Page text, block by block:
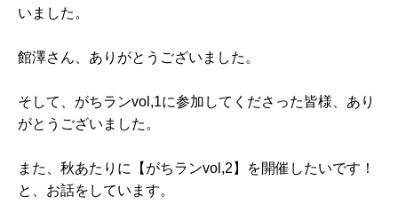
いました。
館澤さん、ありがとうございました。
そして、がちランvol,1に参加してくださった皆様、あり
がとうございました。
また、秋あたりに【がちランvol,2】を開催したいです！
と、お話をしています。